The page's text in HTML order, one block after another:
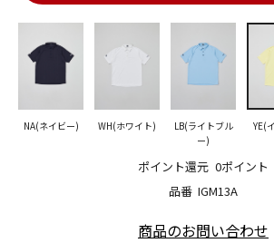
品番 IGM13A
ポイント還元 0ポイント
NA(ネイビー) WH(ホワイト)
LB(ライトブル
ー)
YE(
商品のお問い合わせ